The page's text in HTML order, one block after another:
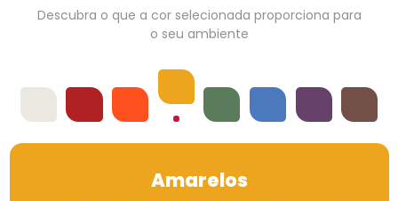
Descubra o que a cor selecionada proporciona para
o seu ambiente
OffwhitesVermelhosLaranjas
Amarelos
VerdesAzuis Violetas
Amarelos